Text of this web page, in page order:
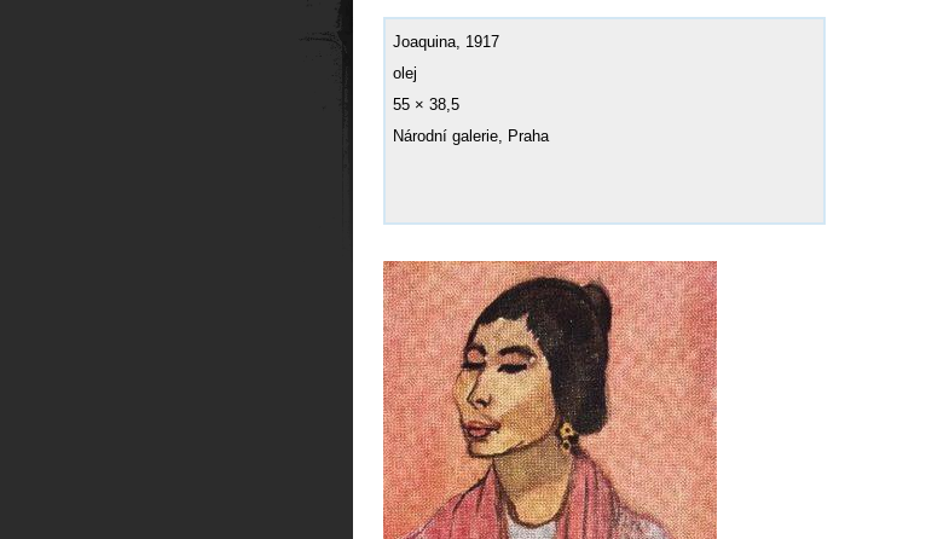
Joaquina, 1917
olej
55 × 38,5
Národní galerie, Praha